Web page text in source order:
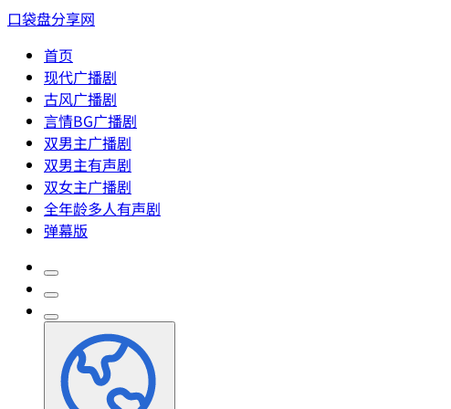
口袋盘分享网
首页
现代广播剧
古风广播剧
言情BG广播剧
双男主广播剧
双男主有声剧
双女主广播剧
全年龄多人有声剧
弹幕版